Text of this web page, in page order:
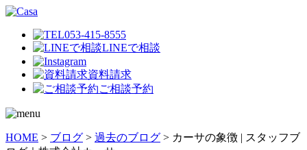
053-415-8555
LINEで相談
資料請求
ご相談予約
HOME > ブログ > 過去のブログ > カーサの象徴 | スタッフブ